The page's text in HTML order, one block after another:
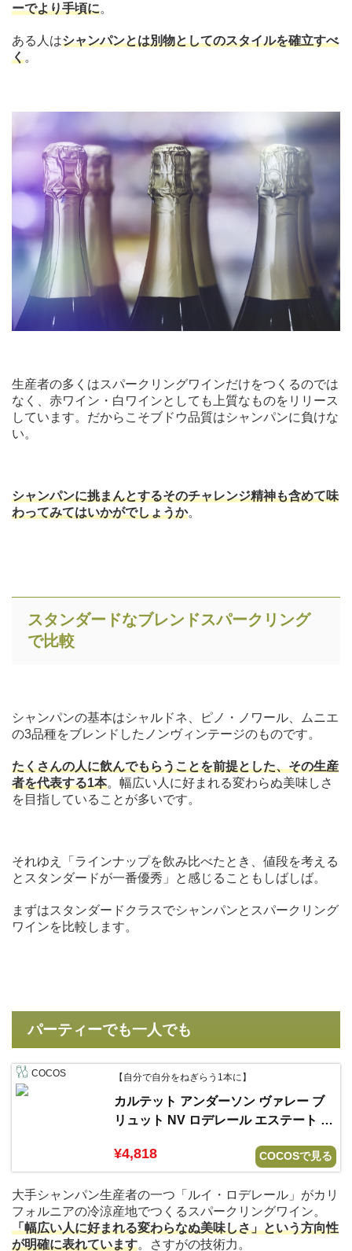
ーでより手頃に。
ある人はシャンパンとは別物としてのスタイルを確立すべ
く。
生産者の多くはスパークリングワインだけをつくるのでは
なく、赤ワイン・白ワインとしても上質なものをリリース
しています。だからこそブドウ品質はシャンパンに負けな
い。
シャンパンに挑まんとするそのチャレンジ精神も含めて味
わってみてはいかがでしょうか。
スタンダードなブレンドスパークリング
で比較
シャンパンの基本はシャルドネ、ピノ・ノワール、ムニエ
の3品種をブレンドしたノンヴィンテージのものです。
たくさんの人に飲んでもらうことを前提とした、その生産
者を代表する1本。幅広い人に好まれる変わらぬ美味しさ
を目指していることが多いです。
それゆえ「ラインナップを飲み比べたとき、値段を考える
とスタンダードが一番優秀」と感じることもしばしば。
まずはスタンダードクラスでシャンパンとスパークリング
ワインを比較します。
パーティーでも一人でも
COCOS 【自分で自分をねぎらう1本に】
カルテット アンダーソン ヴァレー ブ
リュット NV ロデレール エステート ル
¥4,818 COCOSで見る
大手シャンパン生産者の一つ「ルイ・ロデレール」がカリ
フォルニアの冷涼産地でつくるスパークリングワイン。
「幅広い人に好まれる変わらなぬ美味しさ」という方向性
が明確に表れています。さすがの技術力。